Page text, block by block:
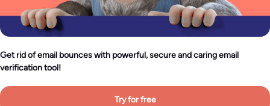
Get rid of email bounces with powerful, secure and caring email
verification tool!
Try for free